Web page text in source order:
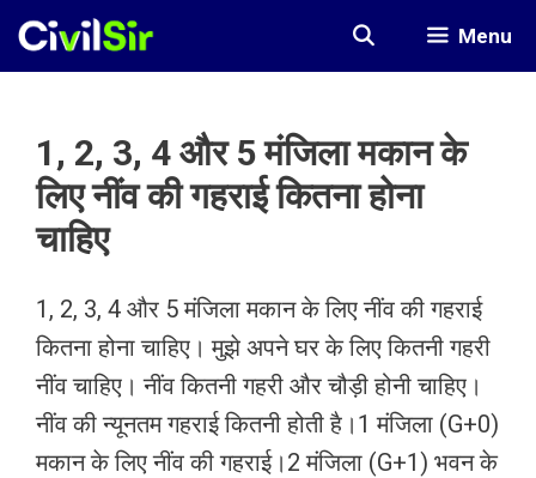
Skip
Menu
1, 2, 3, 4 और 5 मंजिला मकान के
लिए नींव की गहराई कितना होना
चाहिए
1, 2, 3, 4 और 5 मंजिला मकान के लिए नींव की गहराई
कितना होना चाहिए। मुझे अपने घर के लिए कितनी गहरी
नींव चाहिए। नींव कितनी गहरी और चौड़ी होनी चाहिए।
नींव की न्यूनतम गहराई कितनी होती है।1 मंजिला (G+0)
मकान के लिए नींव की गहराई।2 मंजिला (G+1) भवन के